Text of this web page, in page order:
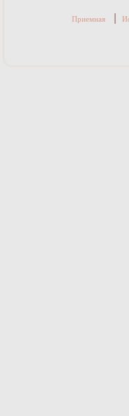
Приемная |